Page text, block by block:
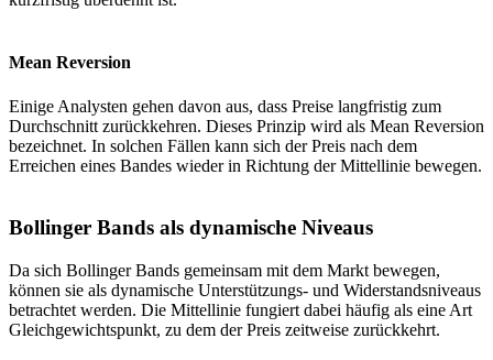
Mean Reversion
Einige Analysten gehen davon aus, dass Preise langfristig zum
Durchschnitt zurückkehren. Dieses Prinzip wird als Mean Reversion
bezeichnet. In solchen Fällen kann sich der Preis nach dem
Erreichen eines Bandes wieder in Richtung der Mittellinie bewegen.
Bollinger Bands als dynamische Niveaus
Da sich Bollinger Bands gemeinsam mit dem Markt bewegen,
können sie als dynamische Unterstützungs- und Widerstandsniveaus
betrachtet werden. Die Mittellinie fungiert dabei häufig als eine Art
Gleichgewichtspunkt, zu dem der Preis zeitweise zurückkehrt.